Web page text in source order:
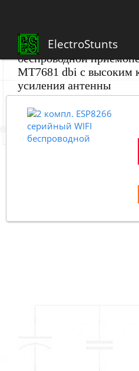
ElectroStunts
2 компл. ESP8266
беспроводной
MT7681 dbi с высоким
усиления антенны